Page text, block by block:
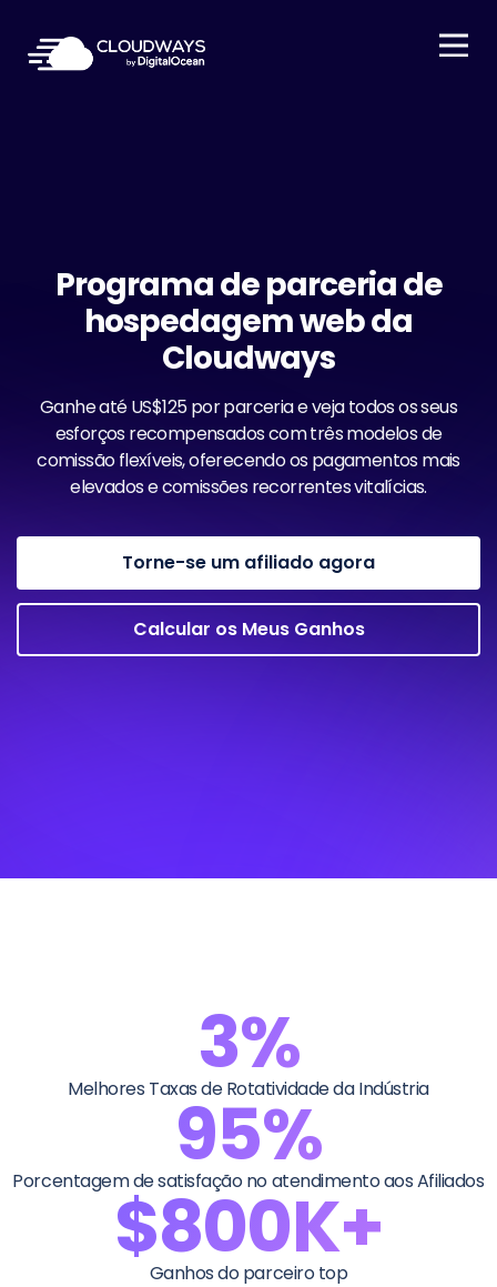
Open Nav
Programa de parceria de
hospedagem web da
Cloudways
Ganhe até US$125 por parceria e veja todos os seus
esforços recompensados com três modelos de
comissão flexíveis, oferecendo os pagamentos mais
elevados e comissões recorrentes vitalícias.
Torne-se um afiliado agora
Calcular os Meus Ganhos
3%
Melhores Taxas de Rotatividade da Indústria
95%
Porcentagem de satisfação no atendimento aos Afiliados
$800K+
Ganhos do parceiro top